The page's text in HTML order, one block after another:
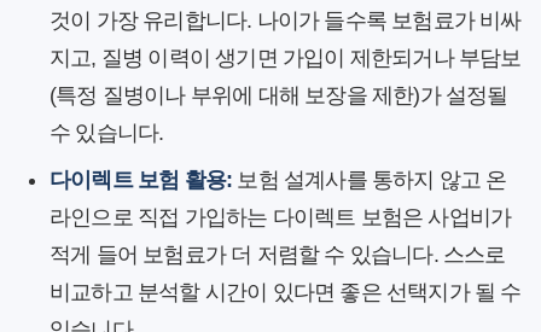
것이 가장 유리합니다. 나이가 들수록 보험료가 비싸
지고, 질병 이력이 생기면 가입이 제한되거나 부담보
(특정 질병이나 부위에 대해 보장을 제한)가 설정될
수 있습니다.
다이렉트 보험 활용: 보험 설계사를 통하지 않고 온
라인으로 직접 가입하는 다이렉트 보험은 사업비가
적게 들어 보험료가 더 저렴할 수 있습니다. 스스로
비교하고 분석할 시간이 있다면 좋은 선택지가 될 수